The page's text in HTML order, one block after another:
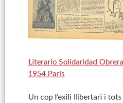
Literario Solidaridad
1954 París
Un cop l’exili llibertari i tots